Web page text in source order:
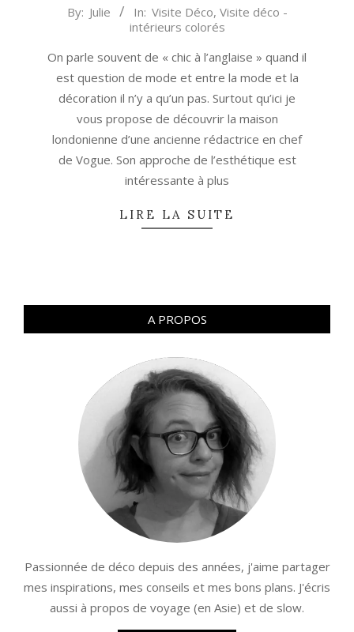
2024-
25
By: Julie In: Visite Déco, Visite déco -
intérieurs colorés
On parle souvent de « chic à l’anglaise » quand il
est question de mode et entre la mode et la
décoration il n’y a qu’un pas. Surtout qu’ici je
vous propose de découvrir la maison
londonienne d’une ancienne rédactrice en chef
de Vogue. Son approche de l’esthétique est
intéressante à plus
LIRE LA SUITE
A PROPOS
Passionnée de déco depuis des années, j'aime partager
mes inspirations, mes conseils et mes bons plans. J'écris
aussi à propos de voyage (en Asie) et de slow.